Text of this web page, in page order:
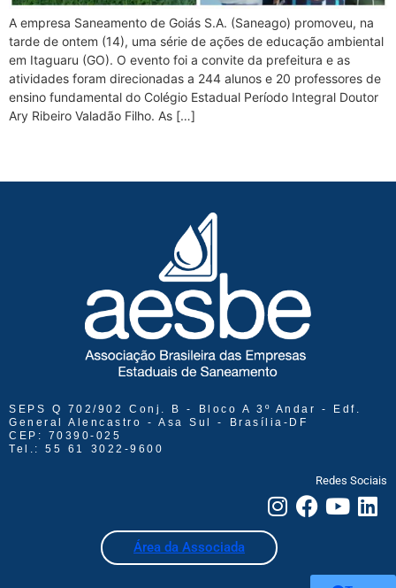
A empresa Saneamento de Goiás S.A. (Saneago) promoveu, na
tarde de ontem (14), uma série de ações de educação ambiental
em Itaguaru (GO). O evento foi a convite da prefeitura e as
atividades foram direcionadas a 244 alunos e 20 professores de
ensino fundamental do Colégio Estadual Período Integral Doutor
Ary Ribeiro Valadão Filho. As […]
SEPS Q 702/902 Conj. B - Bloco A 3º Andar - Edf.
General Alencastro - Asa Sul - Brasília-DF
CEP: 70390-025
Tel.: 55 61 3022-9600
Redes Sociais
Área da Associada